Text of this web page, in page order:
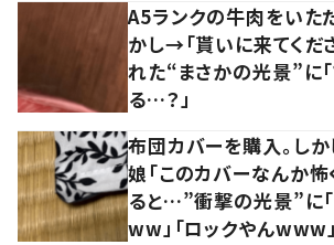
A5ランクの牛肉をいた
かし→「貰いに来てくだ
れた“まさかの光景”に
る…？」
布団カバーを購入。し
娘「このカバーなんか怖
ると…”衝撃の光景”に
ww」「ロックやんwww」